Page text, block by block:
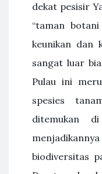
dekat pesisir
“taman
keunikan dan
sangat luar
Pulau ini
spesies
ditemukan
biodiversitas